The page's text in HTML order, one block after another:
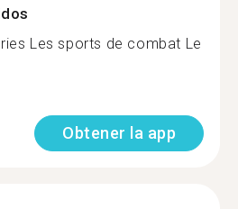
Les sports de combat Le
Obtener la app